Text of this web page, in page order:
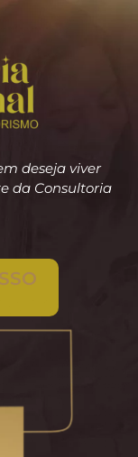
deseja viver
da Consultoria